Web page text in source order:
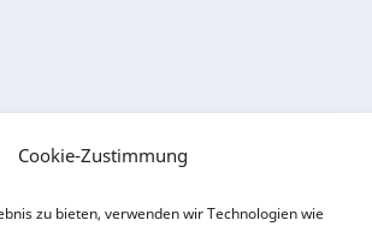
Cookie-Zustimmung
zu bieten, verwenden wir Technologien wie